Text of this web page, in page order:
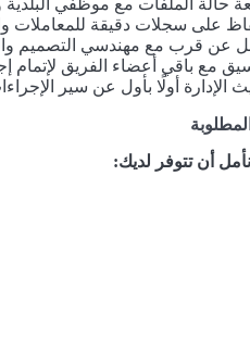
حالة الملفات مع موظفي
على سجلات دقيقة للمعاملات
عن قرب مع مهندسي التصميم
مع باقي أعضاء الفريق لإتمام
الإدارة أولًا بأول عن سير
أن تتوفر لديك: